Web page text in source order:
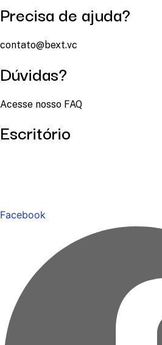
Precisa de ajuda?
contato@bext.vc
Dúvidas?
Acesse nosso FAQ
Escritório
Facebook